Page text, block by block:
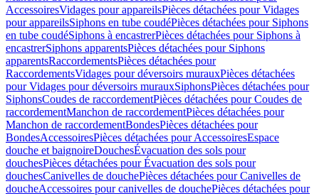
AccessoiresVidages pour appareilsPièces détachées pour Vidages
pour appareilsSiphons en tube coudéPièces détachées pour Siphons
en tube coudéSiphons à encastrerPièces détachées pour Siphons à
encastrerSiphons apparentsPièces détachées pour Siphons
apparentsRaccordementsPièces détachées pour
RaccordementsVidages pour déversoirs murauxPièces détachées
pour Vidages pour déversoirs murauxSiphonsPièces détachées pour
SiphonsCoudes de raccordementPièces détachées pour Coudes de
raccordementManchon de raccordementPièces détachées pour
Manchon de raccordementBondesPièces détachées pour
BondesAccessoiresPièces détachées pour AccessoiresEspace
douche et baignoireDouchesÉvacuation des sols pour
douchesPièces détachées pour Évacuation des sols pour
douchesCanivelles de douchePièces détachées pour Canivelles de
doucheAccessoires pour canivelles de douchePièces détachées pour